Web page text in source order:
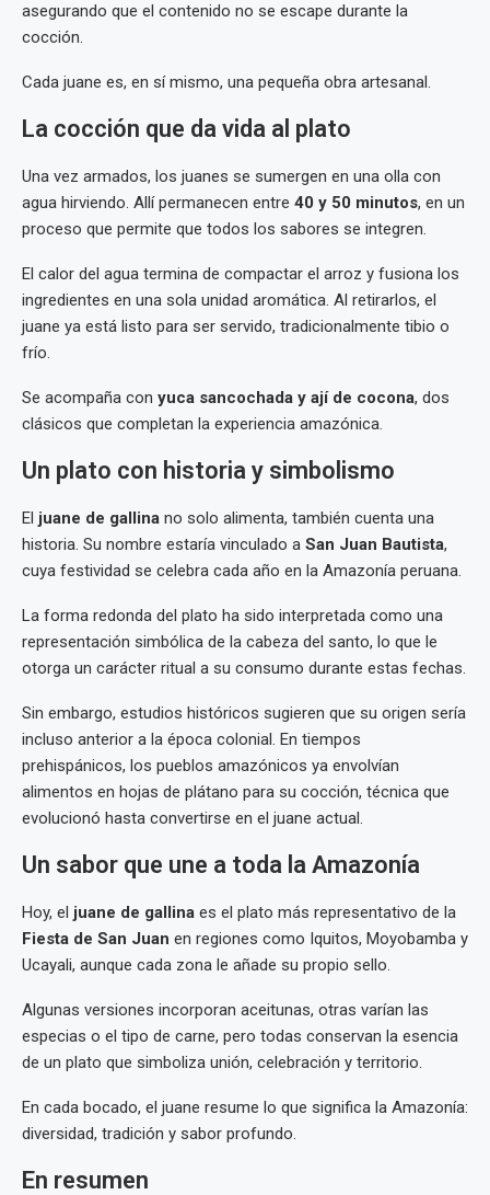
asegurando que el contenido no se escape durante la
cocción.
Cada juane es, en sí mismo, una pequeña obra artesanal.
La cocción que da vida al plato
Una vez armados, los juanes se sumergen en una olla con
agua hirviendo. Allí permanecen entre 40 y 50 minutos, en un
proceso que permite que todos los sabores se integren.
El calor del agua termina de compactar el arroz y fusiona los
ingredientes en una sola unidad aromática. Al retirarlos, el
juane ya está listo para ser servido, tradicionalmente tibio o
frío.
Se acompaña con yuca sancochada y ají de cocona, dos
clásicos que completan la experiencia amazónica.
Un plato con historia y simbolismo
El juane de gallina no solo alimenta, también cuenta una
historia. Su nombre estaría vinculado a San Juan Bautista,
cuya festividad se celebra cada año en la Amazonía peruana.
La forma redonda del plato ha sido interpretada como una
representación simbólica de la cabeza del santo, lo que le
otorga un carácter ritual a su consumo durante estas fechas.
Sin embargo, estudios históricos sugieren que su origen sería
incluso anterior a la época colonial. En tiempos
prehispánicos, los pueblos amazónicos ya envolvían
alimentos en hojas de plátano para su cocción, técnica que
evolucionó hasta convertirse en el juane actual.
Un sabor que une a toda la Amazonía
Hoy, el juane de gallina es el plato más representativo de la
Fiesta de San Juan en regiones como Iquitos, Moyobamba y
Ucayali, aunque cada zona le añade su propio sello.
Algunas versiones incorporan aceitunas, otras varían las
especias o el tipo de carne, pero todas conservan la esencia
de un plato que simboliza unión, celebración y territorio.
En cada bocado, el juane resume lo que significa la Amazonía:
diversidad, tradición y sabor profundo.
En resumen